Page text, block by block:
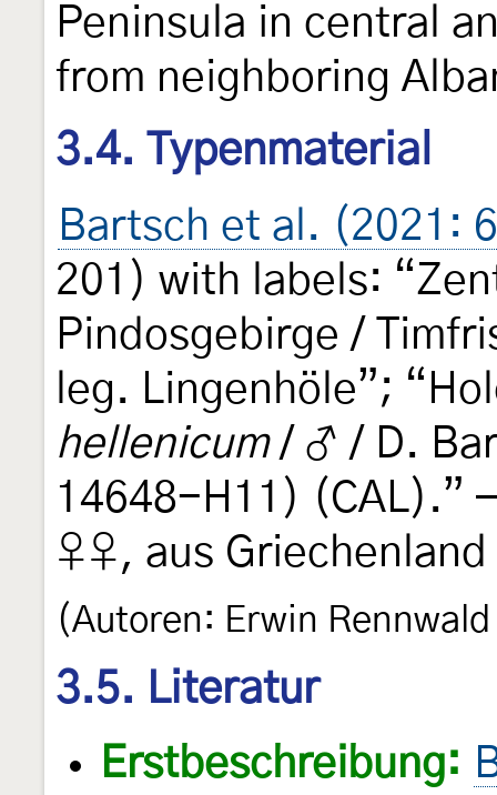
Peninsula in central
from neighboring
3.4. Typenmaterial
Bartsch et al. (2021:
201) with labels:
Pindosgebirge /
leg. Lingenhöle”;
hellenicum/ ♂ / D.
14648-H11) (CAL).”
♀♀, aus
(Autoren: Erwin
3.5. Literatur
Erstbeschreibung: